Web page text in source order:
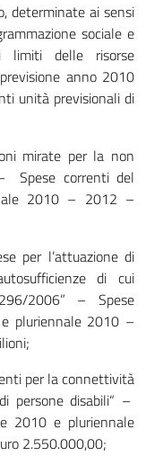
determinate ai sensi
sociale e
limiti delle risorse
anno 2010
unità previsionali di
mirate per la non
Spese correnti del
2010 – 2012 –
per l’attuazione di
di cui
296/2006” – Spese
pluriennale 2010 –
per la connettività
persone disabili“ –
2010 e pluriennale
2.550.000,00;